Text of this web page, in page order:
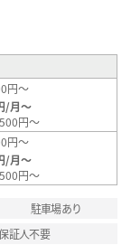
円～
/月～
円～
円～
/月～
円～
駐車場あり
証人不要